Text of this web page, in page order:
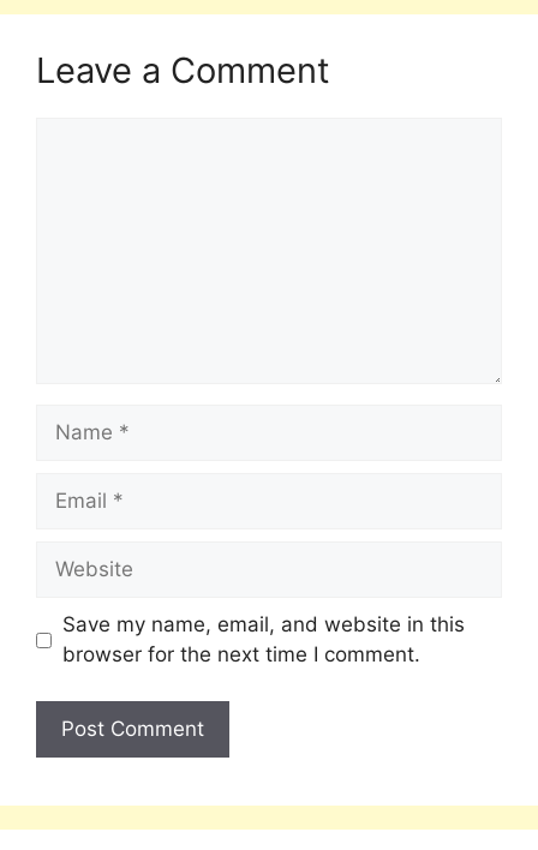
Leave a Comment
Save my name, email, and website in this
browser for the next time I comment.